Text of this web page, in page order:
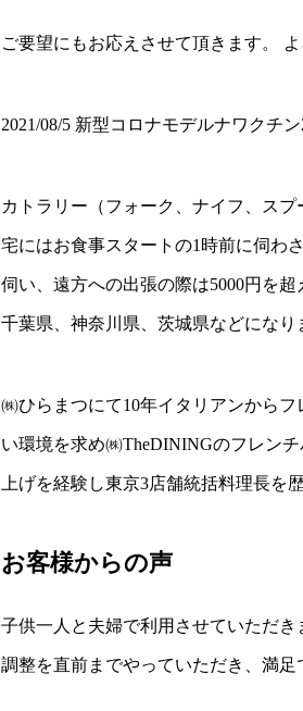
ご要望にもお応えさせて頂きます。
2021/08/5 新型コロナモデルナワクチ
カトラリー（フォーク、ナイフ、ス
宅にはお食事スタートの1時前に伺わ
伺い、遠方への出張の際は5000円を
千葉県、神奈川県、茨城県などになり
㈱ひらまつにて10年イタリアンから
い環境を求め㈱TheDININGのフレン
上げを経験し東京3店舗統括料理長を
お客様からの声
子供一人と夫婦で利用させていただ
調整を直前までやっていただき、満足